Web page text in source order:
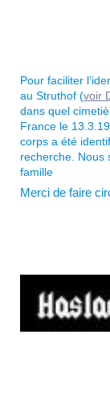
Pour faciliter
au Struthof (voir
dans quel
France le
corps a été
recherche. Nous
famille
Merci de faire